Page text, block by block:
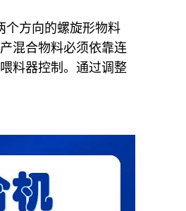
个方向的螺旋形物料
混合物料必须依靠连
料器控制。通过调整